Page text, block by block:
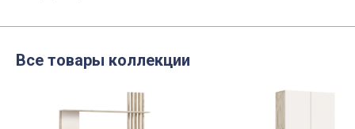
Все товары коллекции